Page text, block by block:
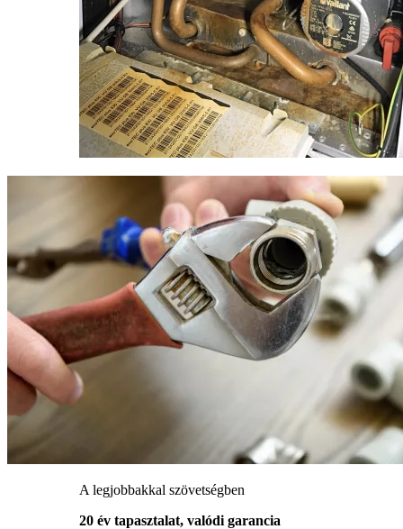
A legjobbakkal szövetségben
20 év tapasztalat, valódi garancia